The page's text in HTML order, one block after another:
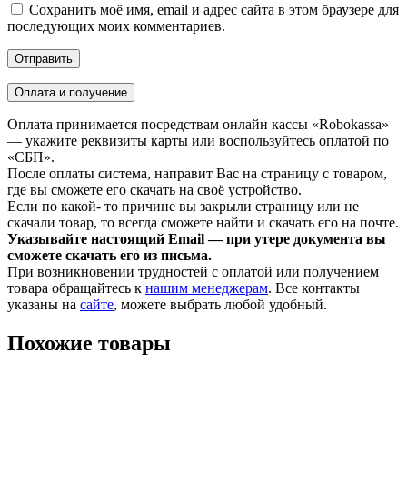
Сохранить моё имя, email и адрес сайта в этом браузере для
последующих моих комментариев.
Оплата и получение
Оплата принимается посредствам онлайн кассы «Robokassa»
— укажите реквизиты карты или воспользуйтесь оплатой по
«СБП».
После оплаты система, направит Вас на страницу с товаром,
где вы сможете его скачать на своё устройство.
Если по какой- то причине вы закрыли страницу или не
скачали товар, то всегда сможете найти и скачать его на почте.
Указывайте настоящий Email — при утере документа вы
сможете скачать его из письма.
При возникновении трудностей с оплатой или получением
товара обращайтесь к нашим менеджерам. Все контакты
указаны на сайте, можете выбрать любой удобный.
Похожие товары